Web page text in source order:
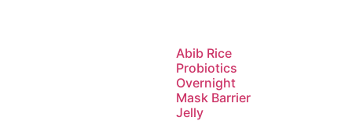
Abib Rice
Probiotics
Overnight
Mask Barrier
Jelly